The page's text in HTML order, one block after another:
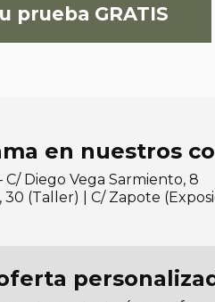
prueba GRATIS
en nuestros
C/ Diego Vega Sarmiento, 8
30 (Taller) | C/ Zapote